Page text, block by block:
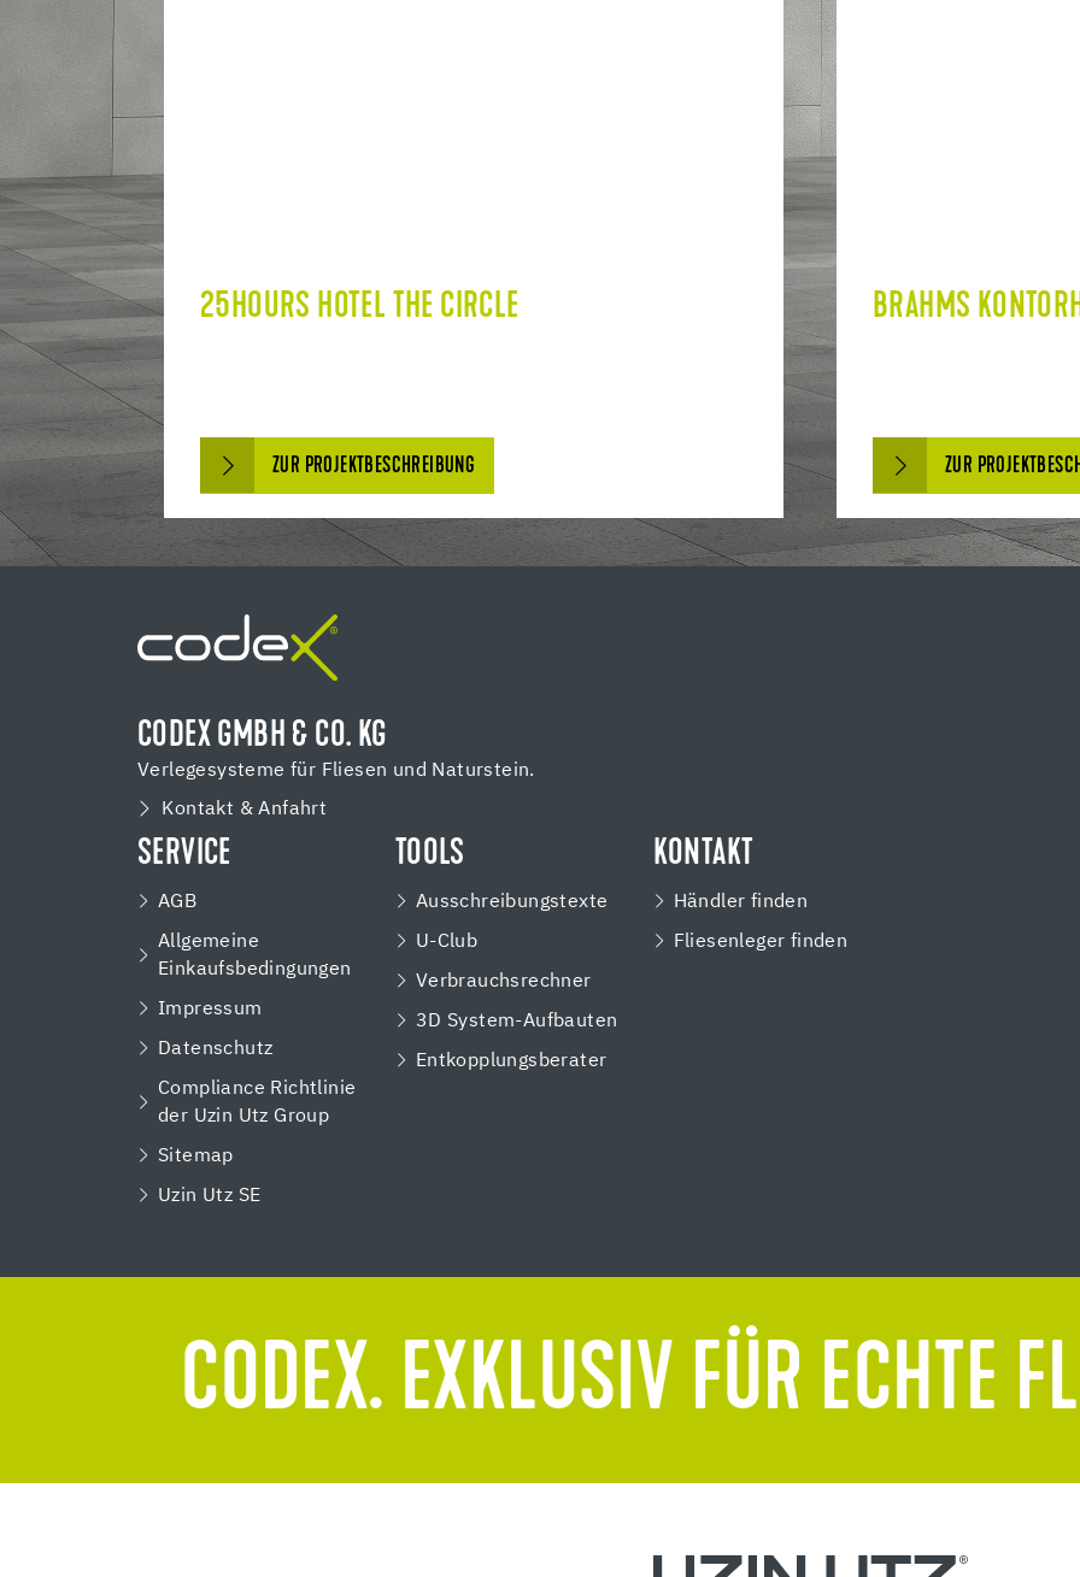
25HOURS HOTEL THE CIRCLE
ZUR PROJEKTBESCHREIBUNG
BRAHMS
ZUR
CODEX GMBH & CO. KG
Verlegesysteme für Fliesen und Naturstein.
Kontakt & Anfahrt
SERVICE
AGB
Allgemeine
Einkaufsbedingungen
Impressum
Datenschutz
Compliance Richtlinie
der Uzin Utz Group
Sitemap
Uzin Utz SE
TOOLS
Ausschreibungstexte
U-Club
Verbrauchsrechner
3D System-Aufbauten
Entkopplungsberater
KONTAKT
Händler finden
Fliesenleger finden
CODEX. EXKLUSIV FÜR ECHTE